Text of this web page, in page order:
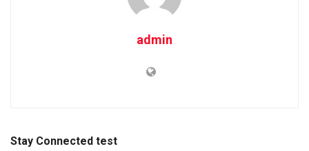
admin
Stay Connected test